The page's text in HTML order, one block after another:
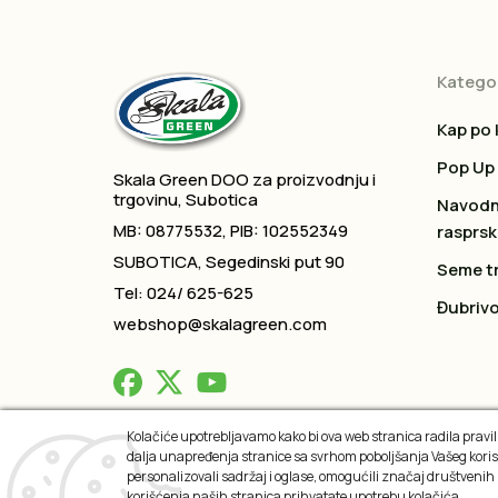
Skala Green DOO za proizvodnju i
trgovinu, Subotica
MB: 08775532, PIB: 102552349
SUBOTICA, Segedinski put 90
Tel: 024/ 625-625
webshop@skalagreen.com
Kap
Pop Up
Seme
2026 © All rights reserved
Kolačiće upotrebljavamo kako bi ova web stranica radila
dalja unapređenja stranice sa svrhom poboljšanja Vašeg
personalizovali sadržaj i oglase, omogućili značaj